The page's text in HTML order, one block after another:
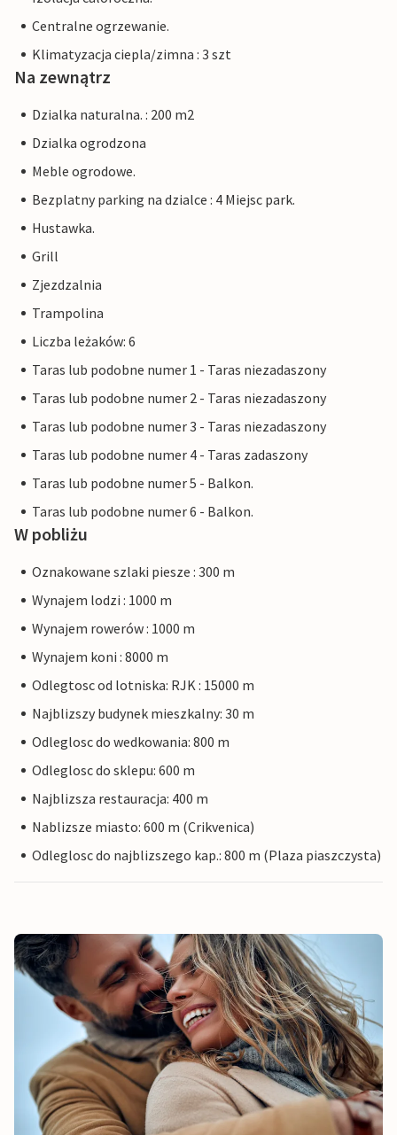
Centralne ogrzewanie.
Klimatyzacja ciepla/zimna : 3 szt
Na zewnątrz
Dzialka naturalna. : 200 m2
Dzialka ogrodzona
Meble ogrodowe.
Bezplatny parking na dzialce : 4 Miejsc park.
Hustawka.
Grill
Zjezdzalnia
Trampolina
Liczba leżaków: 6
Taras lub podobne numer 1 - Taras niezadaszony
Taras lub podobne numer 2 - Taras niezadaszony
Taras lub podobne numer 3 - Taras niezadaszony
Taras lub podobne numer 4 - Taras zadaszony
Taras lub podobne numer 5 - Balkon.
Taras lub podobne numer 6 - Balkon.
W pobliżu
Oznakowane szlaki piesze : 300 m
Wynajem lodzi : 1000 m
Wynajem rowerów : 1000 m
Wynajem koni : 8000 m
Odlegtosc od lotniska: RJK : 15000 m
Najblizszy budynek mieszkalny: 30 m
Odleglosc do wedkowania: 800 m
Odleglosc do sklepu: 600 m
Najblizsza restauracja: 400 m
Nablizsze miasto: 600 m (Crikvenica)
Odleglosc do najblizszego kap.: 800 m (Plaza piaszczysta)